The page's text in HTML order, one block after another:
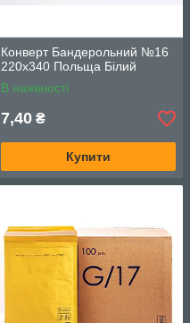
Конверт Бандерольний №16
220х340 Польща Білий
В наявності
7,40 ₴
Купити